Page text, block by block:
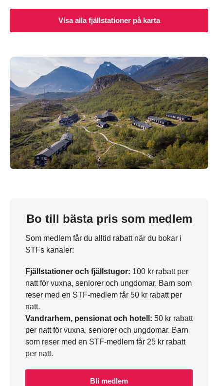
Visa alla fjällstationer på karta
Bo till bästa pris som medlem
Som medlem får du alltid rabatt när du bokar i
STFs kanaler:
Fjällstationer och fjällstugor: 100 kr rabatt per
natt för vuxna, seniorer och ungdomar. Barn som
reser med en STF-medlem får 50 kr rabatt per
natt.
Vandrarhem, pensionat och hotell: 50 kr rabatt
per natt för vuxna, seniorer och ungdomar. Barn
som reser med en STF-medlem får 25 kr rabatt
per natt.
Bli medlem